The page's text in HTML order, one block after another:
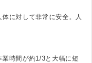
に対して非常に安全。人
時間が約1/3と大幅に短